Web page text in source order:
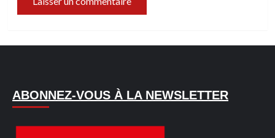
ABONNEZ-VOUS À LA NEWSLETTER